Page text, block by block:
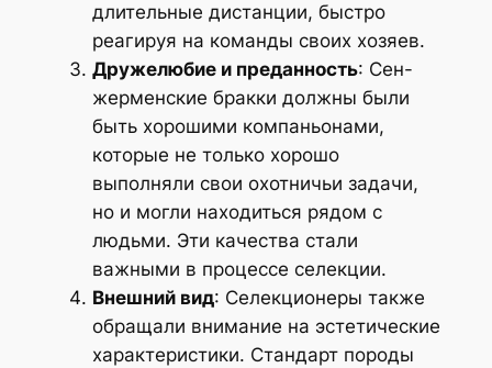
длительные дистанции, быстро
реагируя на команды своих хозяев.
Дружелюбие и преданность: Сен-
жерменские бракки должны были
быть хорошими компаньонами,
которые не только хорошо
выполняли свои охотничьи задачи,
но и могли находиться рядом с
людьми. Эти качества стали
важными в процессе селекции.
Внешний вид: Селекционеры также
обращали внимание на эстетические
характеристики. Стандарт породы